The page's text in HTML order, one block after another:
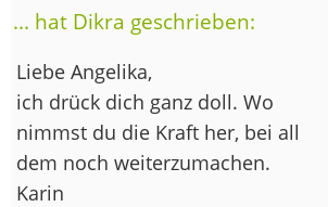
... hat Dikra geschrieben:
Liebe Angelika,
ich drück dich ganz doll. Wo
nimmst du die Kraft her, bei all
dem noch weiterzumachen.
Karin